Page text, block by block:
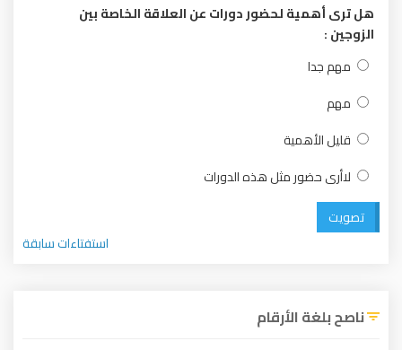
هل ترى أهمية لحضور دورات عن العلاقة الخاصة بين
الزوجين :
مهم جدا
مهم
قليل الأهمية
لاأرى حضور مثل هذه الدورات
تصويت
استفتاءات سابقة
ناصح بلغة الأرقام